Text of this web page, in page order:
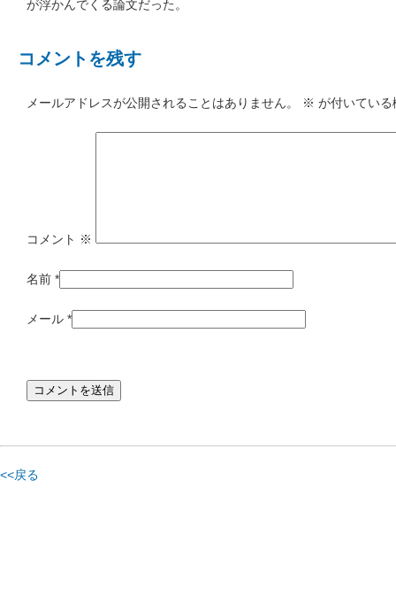
が浮かんでくる論文だった。
コメントを残す
メールアドレスが公開されることはありません。 ※ が付いてい
コメント ※
名前 *
メール *
<<戻る